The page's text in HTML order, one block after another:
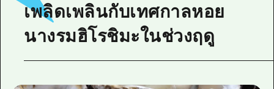
เพลิดเพลินกับเทศกาลหอย
นางรมฮิโรชิมะในช่วงฤดู